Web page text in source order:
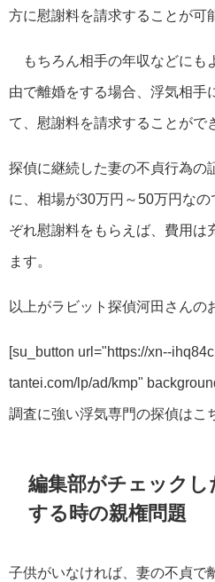
方に慰謝料を請求することが可
もちろん相手の年収などにも
由で離婚をする場合、浮気相手
て、慰謝料を請求することがで
探偵に継続した妻の不貞行為の
に、相場が30万円～50万円な
ぞれ慰謝料をもらえば、費用は
ます。
以上がラビット探偵河田さんの
[su_button url="https://xn--
tantei.com/lp/ad/kmp"
調査に強い浮気専門の探偵はこ
編集部がチェック
する時の親権問題
子供がいなければ、妻の不貞で